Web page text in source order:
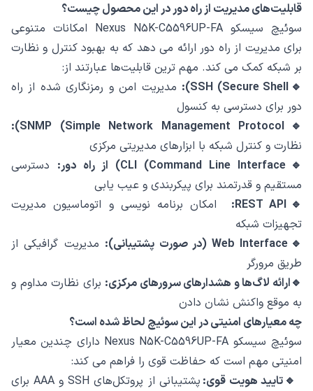
قابلیت‌های مدیریت از راه دور در این محصول چیست؟
سوئیچ سیسکو Nexus N5K-C5596UP-FA امکانات متنوعی
برای مدیریت از راه دور ارائه می ‌دهد که به بهبود کنترل و نظارت
بر شبکه کمک می ‌کند. مهم‌ ترین قابلیت‌ها عبارتند از:
🔹SSH (Secure Shell):
مدیریت امن و رمزنگاری شده از راه
دور برای دسترسی به کنسول
🔹SNMP (Simple Network Management Protocol):
نظارت و کنترل شبکه با ابزارهای مدیریتی مرکزی
🔹CLI (Command Line Interface) از راه دور:
دسترسی
مستقیم و قدرتمند برای پیکربندی و عیب ‌یابی
🔹REST API:
امکان برنامه‌ نویسی و اتوماسیون مدیریت
تجهیزات شبکه
🔹Web Interface (در صورت پشتیبانی):
مدیریت گرافیکی از
طریق مرورگر
🔹ارائه لاگ‌ها و هشدارهای سرورهای مرکزی: برای نظارت مداوم و
به ‌موقع واکنش نشان دادن
چه معیارهای امنیتی در این سوئیچ لحاظ شده است؟
سوئیچ سیسکو Nexus N5K-C5596UP-FA دارای چندین معیار
امنیتی مهم است که حفاظت قوی را فراهم می‌ کند:
🔹تایید هویت قوی:
پشتیبانی از پروتکل‌های SSH و AAA برای